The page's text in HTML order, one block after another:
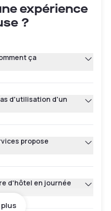
expérience
?
ça
d'utilisation d'un
propose
d'hôtel en journée